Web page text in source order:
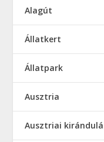
Alagút
Állatkert
Állatpark
Ausztria
Ausztriai